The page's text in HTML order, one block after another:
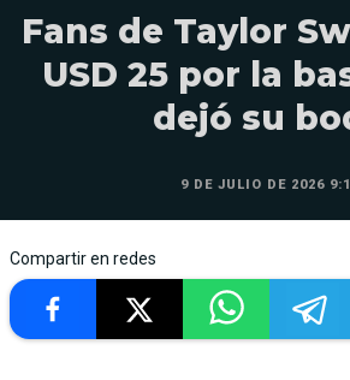
Fans de Taylor
USD 25 por la
dejó su
9 DE JULIO DE 2026
Compartir en redes